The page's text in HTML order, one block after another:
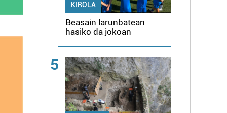
KIROLA
Beasain larunbatean
hasiko da jokoan
5